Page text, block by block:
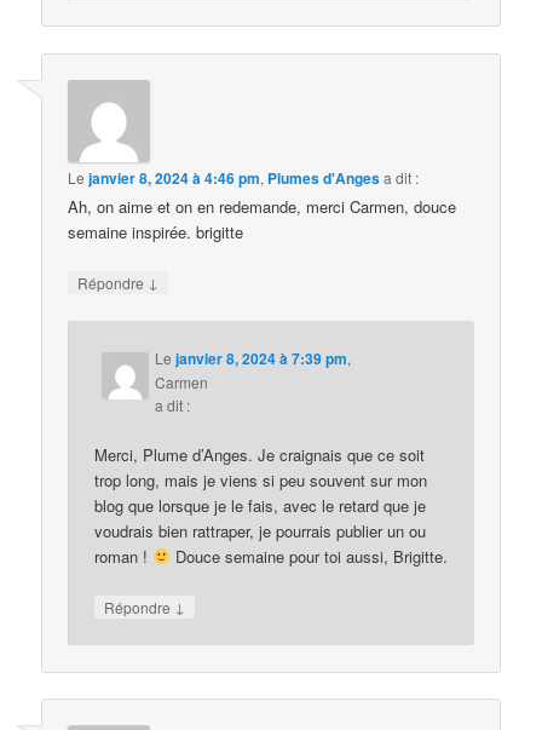
Lejanvier 8, 2024 à 4:46 pm, Plumes d'Angesa dit :
Ah, on aime et on en redemande, merci Carmen, douce
semaine inspirée. brigitte
Répondre ↓
Lejanvier 8, 2024 à 7:39 pm,
Carmen
a dit :
Merci, Plume d’Anges. Je craignais que ce soit
trop long, mais je viens si peu souvent sur mon
blog que lorsque je le fais, avec le retard que je
voudrais bien rattraper, je pourrais publier un ou
roman !
Douce semaine pour toi aussi, Brigitte.
Répondre ↓